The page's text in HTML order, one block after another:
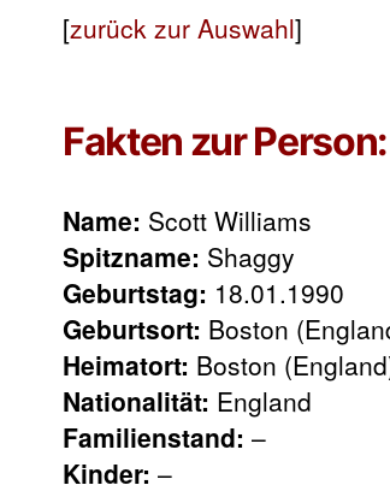
[zurück zur Auswahl]
Fakten zur Person:
Name: Scott Williams
Spitzname: Shaggy
Geburtstag: 18.01.1990
Geburtsort: Boston
Heimatort: Boston
Nationalität: England
Familienstand: –
Kinder: –